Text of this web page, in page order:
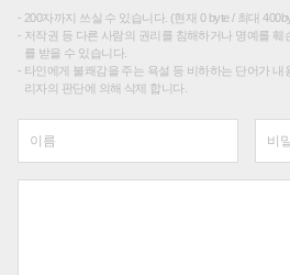
200자까지 쓰실 수 있습니다. (현재 0 byte / 최대
저작권 등 다른 사람의 권리를 침해하거나 명예를 훼
를 받을 수 있습니다.
타인에게 불쾌감을 주는 욕설 등 비하하는 단어가
리자의 판단에 의해 삭제 합니다.